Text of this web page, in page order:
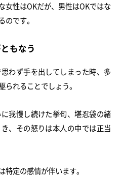
女性はOKだが、男性はOKではな
です。
もなう
わず手を出してしまった時、多
られることでしょう。
我慢し続けた挙句、堪忍袋の緒
、その怒りは本人の中では正当
定の感情が伴います。